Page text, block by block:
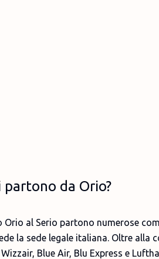
partono da Orio?
al Serio partono numerose
la sede legale italiana. Oltre
Blue Air, Blu Express e